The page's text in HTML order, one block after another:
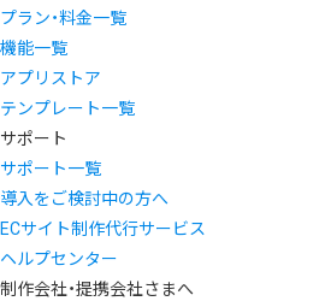
プラン・料金一覧
機能一覧
アプリストア
テンプレート一覧
サポート
サポート一覧
導入をご検討中の方へ
ECサイト制作代行サービス
ヘルプセンター
制作会社・提携会社さまへ